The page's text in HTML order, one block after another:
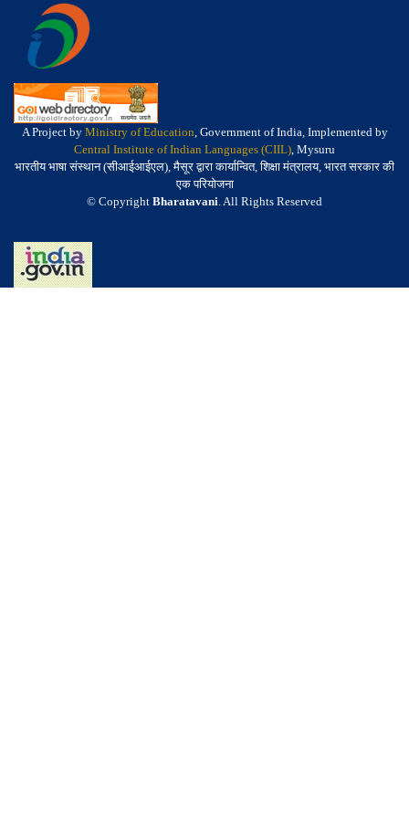
A Project by Ministry of Education, Government of India, Implemented by
Central Institute of Indian Languages (CIIL), Mysuru
भारतीय भाषा संस्थान (सीआईआईएल), मैसूर द्वारा कार्यान्वित, शिक्षा मंत्रालय, भारत सरकार की
एक परियोजना
© Copyright Bharatavani. All Rights Reserved